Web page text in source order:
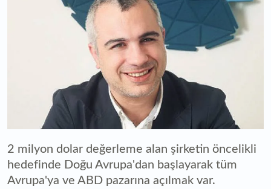
2 milyon dolar değerleme alan şirketin öncelikli
hedefinde Doğu Avrupa'dan başlayarak tüm
Avrupa'ya ve ABD pazarına açılmak var.